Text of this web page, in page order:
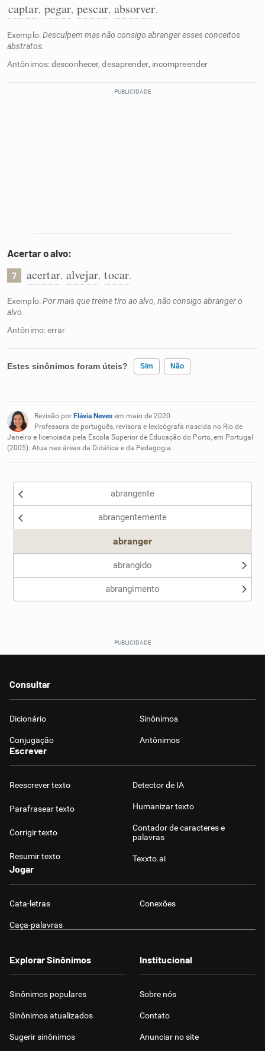
captar, pegar, pescar, absorver.
Exemplo:Desculpem mas não consigo abranger esses conceitos
abstratos.
Antônimos: desconhecer, desaprender, incompreender
Acertar o alvo:
7 acertar, alvejar, tocar.
Exemplo:Por mais que treine tiro ao alvo, não consigo abranger o
alvo.
Antônimo: errar
Estes sinônimos foram úteis? Sim Não
Nenhum dos sinônimos apresentados me ajudou
Outro
Revisão por Flávia Neves em maio de 2020
Professora de português, revisora e lexicógrafa nascida no Rio de
Janeiro e licenciada pela Escola Superior de Educação do Porto, em Portugal
(2005). Atua nas áreas da Didática e da Pedagogia.
abrangente
abrangentemente
abranger
abrangido
abrangimento
Consultar
Dicionário Sinônimos
Conjugação Antônimos
Escrever
Reescrever texto
Parafrasear texto
Corrigir texto
Resumir texto
Detector de IA
Humanizar texto
Contador de caracteres e
palavras
Texxto.ai
Jogar
Cata-letras Conexões
Caça-palavras
Explorar Sinônimos
Sinônimos populares
Sinônimos atualizados
Sugerir sinônimos
Institucional
Sobre nós
Contato
Anunciar no site